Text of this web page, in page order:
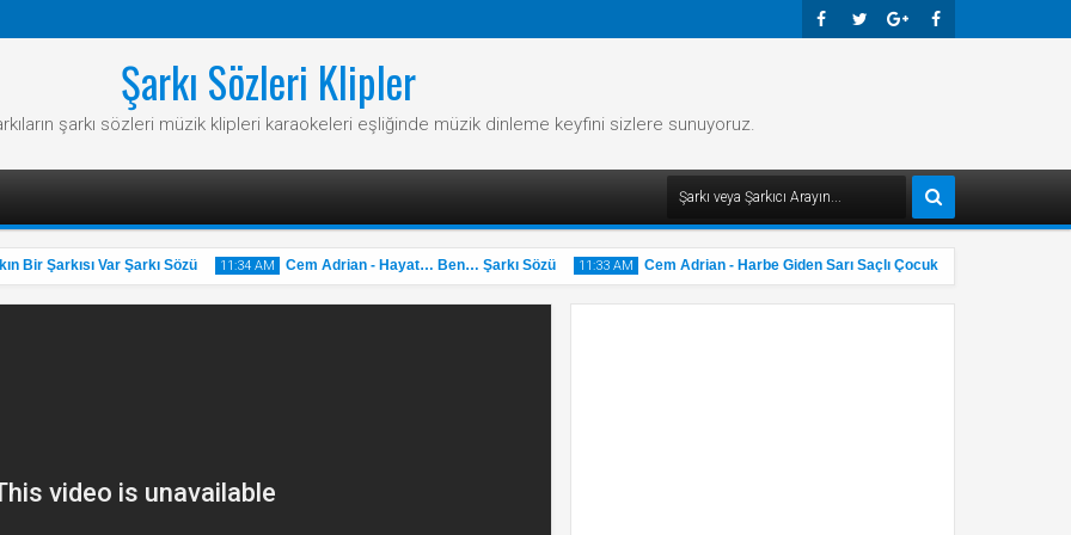
Şarkı Sözleri Klipler
şarkı sözleri müzik klipleri karaokeleri eşliğinde müzik dinleme keyfini sizlere sunuyoruz.
Şarkısı Var Şarkı Sözü 11:34 AM Cem Adrian - Hayat… Ben… Şarkı Sözü 11:33 AM Cem Adrian - Harbe Giden Sarı Saçlı Çocuk Şarkı Sözü